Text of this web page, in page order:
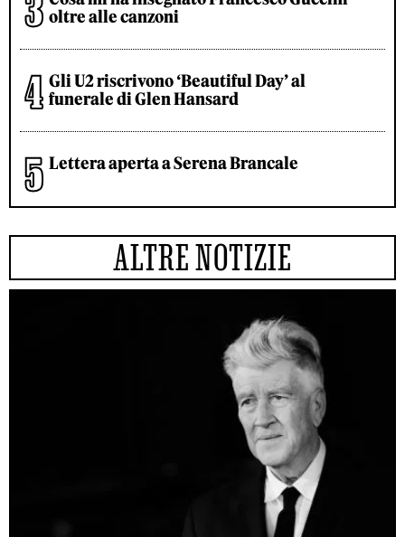
oltre alle canzoni
Gli U2 riscrivono ‘Beautiful Day’ al
funerale di Glen Hansard
Lettera aperta a Serena Brancale
ALTRE NOTIZIE